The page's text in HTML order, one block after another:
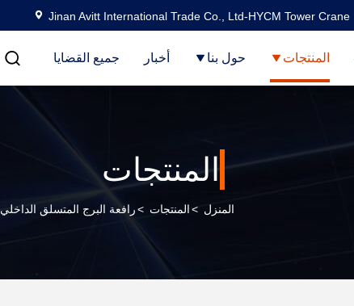
Jinan Avitt International Trade Co., Ltd-HYCM Tower Crane
المنتجات حول بنا أخبار جميع القضايا
المنتجات
المنزل >المنتجات >رافعة البرج المتسلق الداخلي